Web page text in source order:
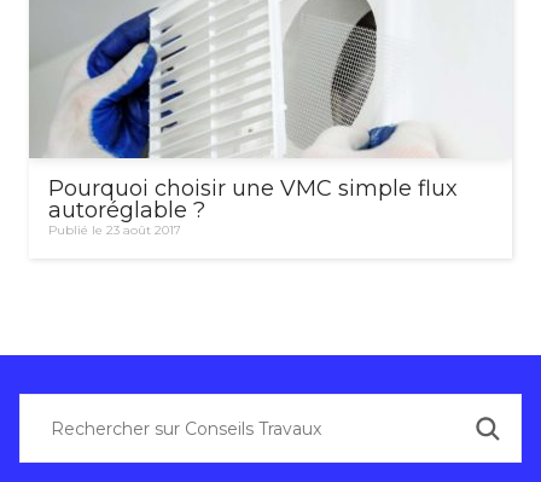
Pourquoi choisir une VMC simple flux
autoréglable ?
Publié le 23 août 2017